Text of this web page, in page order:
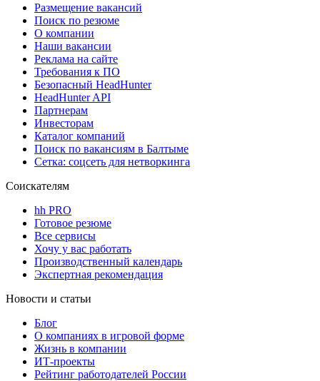
Размещение вакансий
Поиск по резюме
О компании
Наши вакансии
Реклама на сайте
Требования к ПО
Безопасный HeadHunter
HeadHunter API
Партнерам
Инвесторам
Каталог компаний
Поиск по вакансиям в Балтыме
Сетка: соцсеть для нетворкинга
Соискателям
hh PRO
Готовое резюме
Все сервисы
Хочу у вас работать
Производственный календарь
Экспертная рекомендация
Новости и статьи
Блог
О компаниях в игровой форме
Жизнь в компании
ИТ-проекты
Рейтинг работодателей России